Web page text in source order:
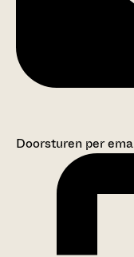
Doorsturen per